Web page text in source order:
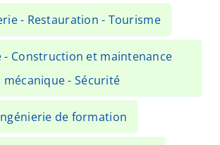
- Restauration - Tourisme
- Construction et maintenance
mécanique - Sécurité
de formation